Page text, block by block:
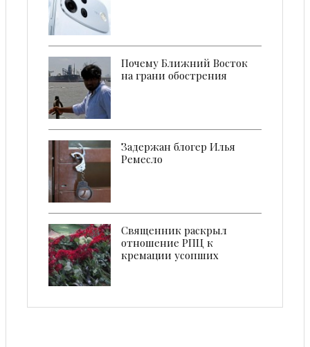
Почему Ближний Восток
на грани обострения
Задержан блогер Илья
Ремесло
Священник раскрыл
отношение РПЦ к
кремации усопших